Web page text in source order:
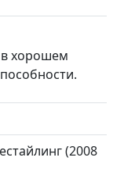
в хорошем
(2008